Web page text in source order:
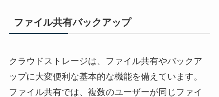
ファイル共有バックアップ
クラウドストレージは、ファイル共有やバックア
ップに大変便利な基本的な機能を備えています。
ファイル共有では、複数のユーザーが同じファイ